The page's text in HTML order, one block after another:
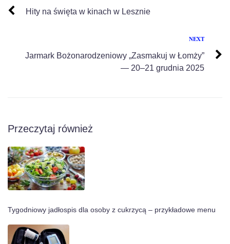
Hity na święta w kinach w Lesznie
NEXT
Jarmark Bożonarodzeniowy „Zasmakuj w Łomży”
— 20–21 grudnia 2025
Przeczytaj również
Tygodniowy jadłospis dla osoby z cukrzycą – przykładowe menu